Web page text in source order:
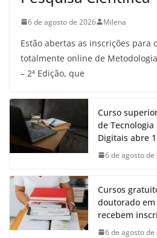
6 de agosto de 2026 Milena
Estão abertas as inscrições para
totalmente online de
– 2ª Edição, que
Curso
de Tecnologia
Digitais abre
6 de agosto de
Cursos
doutorado em
recebem
6 de agosto de